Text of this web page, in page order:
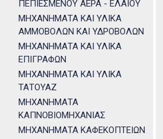
ΠΕΠΙΕΣΜΕΝΟΥ ΑΕΡΑ - ΕΛΑΙΟΥ
ΜΗΧΑΝΗΜΑΤΑ ΚΑΙ ΥΛΙΚΑ
ΑΜΜΟΒΟΛΩΝ ΚΑΙ ΥΔΡΟΒΟΛΩΝ
ΜΗΧΑΝΗΜΑΤΑ ΚΑΙ ΥΛΙΚΑ
ΕΠΙΓΡΑΦΩΝ
ΜΗΧΑΝΗΜΑΤΑ ΚΑΙ ΥΛΙΚΑ
ΤΑΤΟΥΑΖ
ΜΗΧΑΝΗΜΑΤΑ
ΚΑΠΝΟΒΙΟΜΗΧΑΝΙΑΣ
ΜΗΧΑΝΗΜΑΤΑ ΚΑΦΕΚΟΠΤΕΙΩΝ